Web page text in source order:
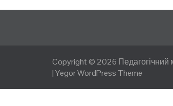
Copyright © 2026 Педагогічний
|Yegor WordPress Theme